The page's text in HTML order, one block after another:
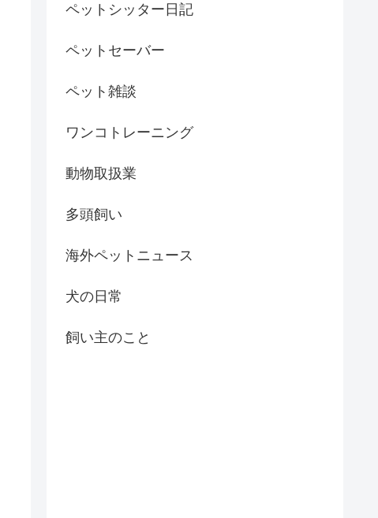
ペットシッター日記
ペットセーバー
ペット雑談
ワンコトレーニング
動物取扱業
多頭飼い
海外ペットニュース
犬の日常
飼い主のこと